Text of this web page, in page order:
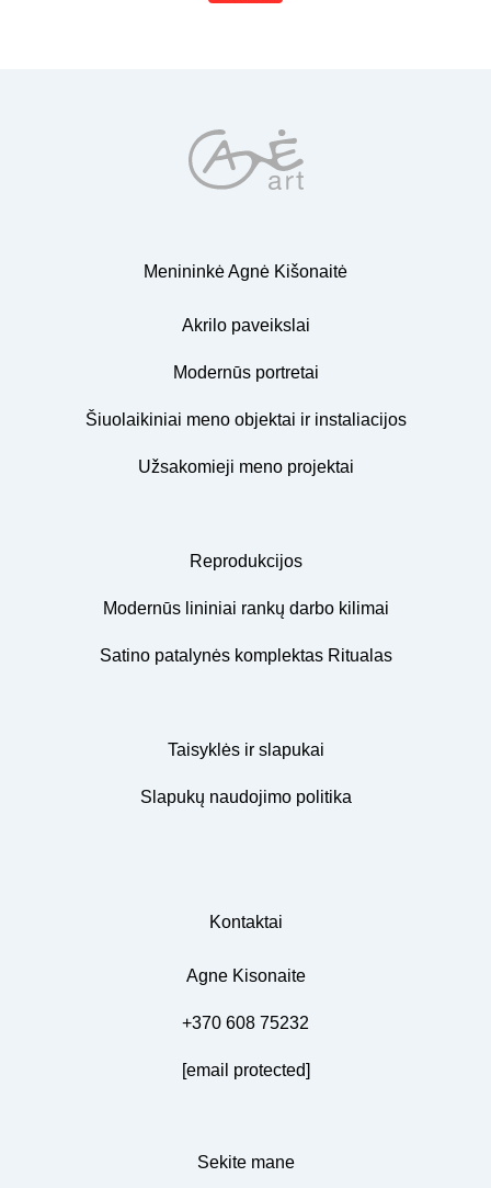
Menininkė Agnė Kišonaitė
Akrilo paveikslai
Modernūs portretai
Šiuolaikiniai meno objektai ir instaliacijos
Užsakomieji meno projektai
Reprodukcijos
Modernūs lininiai rankų darbo kilimai
Satino patalynės komplektas Ritualas
Taisyklės ir slapukai
Slapukų naudojimo politika
Kontaktai
Agne Kisonaite
+370 608 75232
[email protected]
Sekite mane